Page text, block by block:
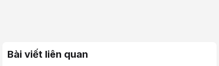
Bài viết liên quan